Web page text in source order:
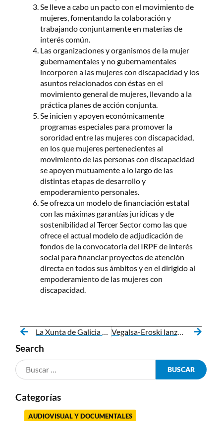
Se lleve a cabo un pacto con el movimiento de
mujeres, fomentando la colaboración y
trabajando conjuntamente en materias de
interés común.
Las organizaciones y organismos de la mujer
gubernamentales y no gubernamentales
incorporen a las mujeres con discapacidad y los
asuntos relacionados con éstas en el
movimiento general de mujeres, llevando a la
práctica planes de acción conjunta.
Se inicien y apoyen económicamente
programas especiales para promover la
sororidad entre las mujeres con discapacidad,
en los que mujeres pertenecientes al
movimiento de las personas con discapacidad
se apoyen mutuamente a lo largo de las
distintas etapas de desarrollo y
empoderamiento personales.
Se ofrezca un modelo de financiación estatal
con las máximas garantías jurídicas y de
sostenibilidad al Tercer Sector como las que
ofrece el actual modelo de adjudicación de
fondos de la convocatoria del IRPF de interés
social para financiar proyectos de atención
directa en todos sus ámbitos y en el dirigido al
empoderamiento de las mujeres con
discapacidad.
Vegalsa-Eroski lanza su nueva marca comercial “We, la alegría de la huerta”
Search
Categorías
AUDIOVISUAL Y DOCUMENTALES